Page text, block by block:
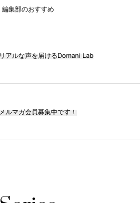
編集部のおすすめ
リアルな声を届けるDomani Lab
メルマガ会員募集中です！